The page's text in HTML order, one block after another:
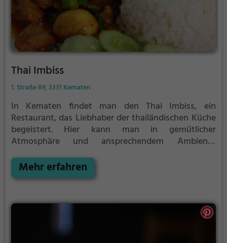
Thai Imbiss
1. Straße 89, 3331 Kematen
In Kematen findet man den Thai Imbiss, ein
Restaurant, das Liebhaber der thailändischen Küche
begeistert. Hier kann man in gemütlicher
Atmosphäre und ansprechendem Ambiente
Speisen genießen. Ob thailändisch, asiatisch oder
vegetarisch, hier ist für jeden Geschmack etwas
köstlichen Currys, die mit frischen Zutaten und
authentischen Gewürzen zubereitet werden. Ein
Besuch im Thai Imbiss verspricht ein kulinarisches
Erlebnis der besonderen Art.
Mehr erfahren